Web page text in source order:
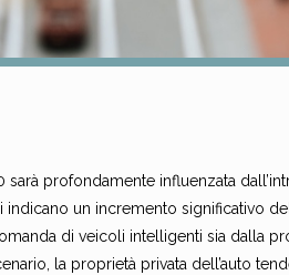
sarà profondamente influenzata
un incremento significativo
di veicoli intelligenti sia dalla
la proprietà privata dell’auto